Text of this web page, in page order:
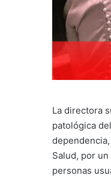
La directora
patológica
Salud, por
personas